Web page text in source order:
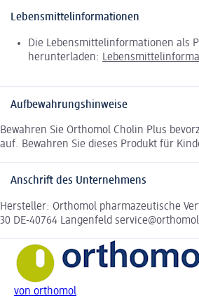
Lebensmittelinformationen
Die Lebensmittelinformationen als
herunterladen:
Aufbewahrungshinweise
Bewahren Sie Orthomol Cholin Plus
auf. Bewahren Sie dieses Produkt für
Anschrift des Unternehmens
Hersteller: Orthomol pharmazeutische
30 DE-40764 Langenfeld
von orthomol